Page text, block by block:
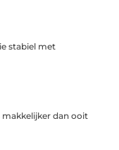
stabiel met
makkelijker dan ooit